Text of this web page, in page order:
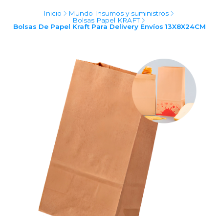
Inicio
Mundo Insumos y suministros
Bolsas Papel KRAFT
Bolsas De Papel Kraft Para Delivery Envíos 13X8X24CM